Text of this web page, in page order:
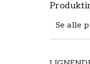
Se alle